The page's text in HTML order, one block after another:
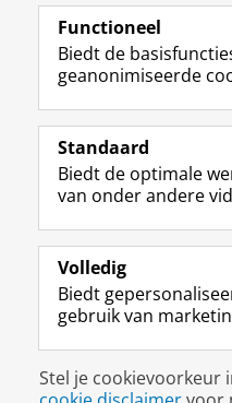
View this page in:English
Volg de RUG
Studiekiezers
Alumni
Over ons
Disclaimer &
Functioneel
Biedt de
geanonimiseerde
Standaard
Biedt de optimale
van onder andere
Volledig
Biedt
gebruik van
Stel je cookievoorkeur